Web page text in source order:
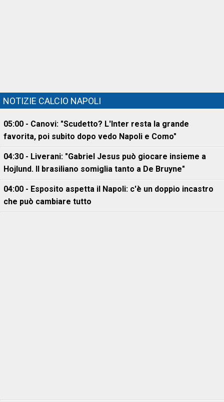
NOTIZIE CALCIO NAPOLI
05:00 - Canovi: "Scudetto? L'Inter resta la grande
favorita, poi subito dopo vedo Napoli e Como"
04:30 - Liverani: "Gabriel Jesus può giocare insieme a
Hojlund. Il brasiliano somiglia tanto a De Bruyne"
04:00 - Esposito aspetta il Napoli: c'è un doppio incastro
che può cambiare tutto